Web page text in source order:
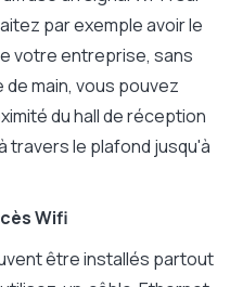
par exemple avoir le
votre entreprise, sans
main, vous pouvez
du hall de réception
travers le plafond jusqu'à
Wifi
être installés partout